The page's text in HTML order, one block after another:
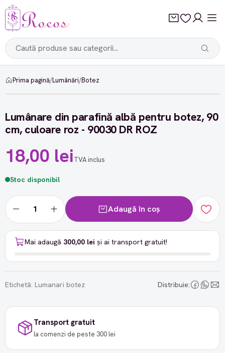
Prima pagină/Lumânări/Botez
Lumânare din parafină albă pentru botez, 90
cm, culoare roz - 90030 DR ROZ
18,00 leiTVA inclus
Stoc disponibil
Adaugă în coș
Mai adaugă 300,00 lei și ai transport gratuit!
Etichetă: Lumanari botez Distribuie:
Transport gratuit
la comenzi de peste 300 lei